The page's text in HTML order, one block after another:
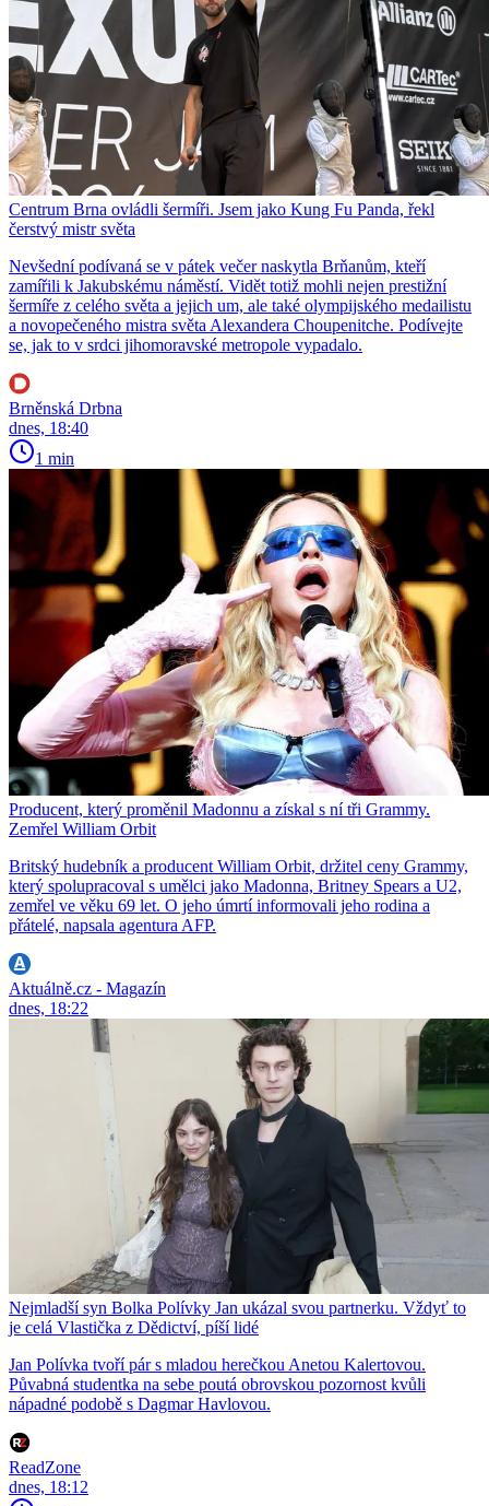
Centrum Brna ovládli šermíři. Jsem jako Kung Fu Panda, řekl
čerstvý mistr světa
Nevšední podívaná se v pátek večer naskytla Brňanům, kteří
zamířili k Jakubskému náměstí. Vidět totiž mohli nejen prestižní
šermíře z celého světa a jejich um, ale také olympijského medailistu
a novopečeného mistra světa Alexandera Choupenitche. Podívejte
se, jak to v srdci jihomoravské metropole vypadalo.
Brněnská Drbna
dnes, 18:40
1 min
Producent, který proměnil Madonnu a získal s ní tři Grammy.
Zemřel William Orbit
Britský hudebník a producent William Orbit, držitel ceny Grammy,
který spolupracoval s umělci jako Madonna, Britney Spears a U2,
zemřel ve věku 69 let. O jeho úmrtí informovali jeho rodina a
přátelé, napsala agentura AFP.
Aktuálně.cz - Magazín
dnes, 18:22
Nejmladší syn Bolka Polívky Jan ukázal svou partnerku. Vždyť to
je celá Vlastička z Dědictví, píší lidé
Jan Polívka tvoří pár s mladou herečkou Anetou Kalertovou.
Půvabná studentka na sebe poutá obrovskou pozornost kvůli
nápadné podobě s Dagmar Havlovou.
ReadZone
dnes, 18:12